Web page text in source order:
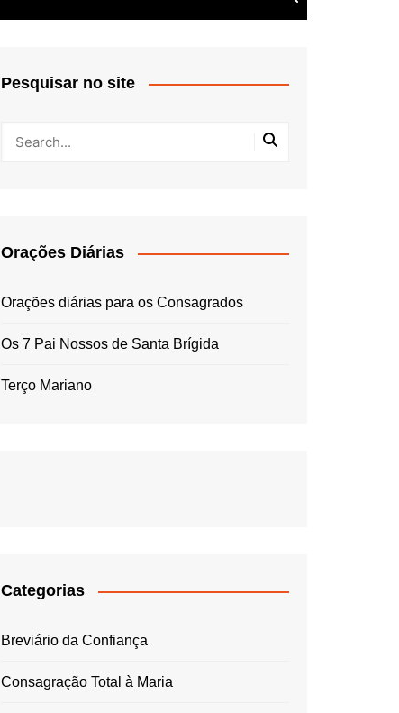
Pesquisar no site
Orações Diárias
Orações diárias para os Consagrados
Os 7 Pai Nossos de Santa Brígida
Terço Mariano
Categorias
Breviário da Confiança
Consagração Total à Maria